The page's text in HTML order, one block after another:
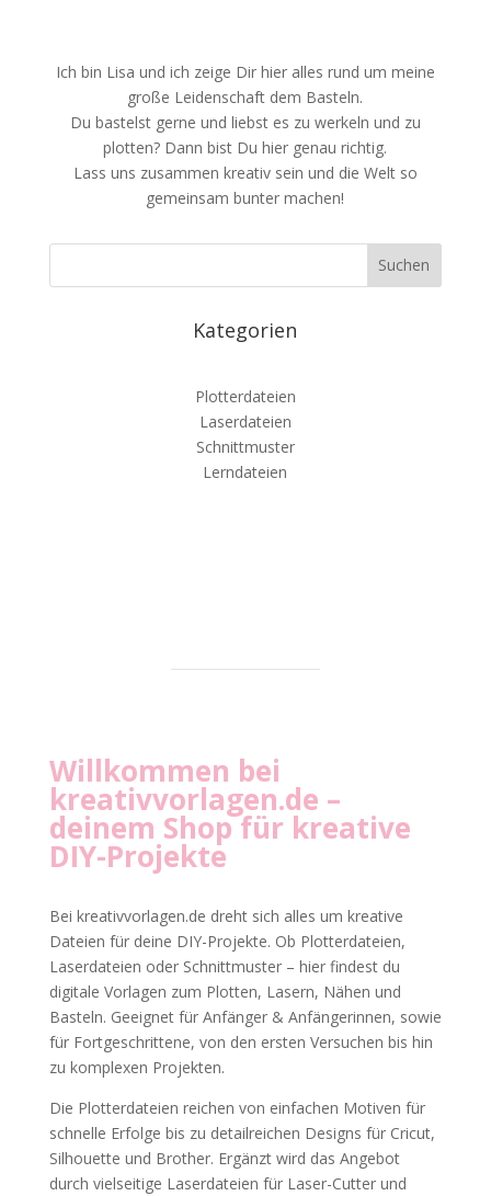
Ich bin Lisa und ich zeige Dir hier alles rund um meine
große Leidenschaft dem Basteln.
Du bastelst gerne und liebst es zu werkeln und zu
plotten? Dann bist Du hier genau richtig.
Lass uns zusammen kreativ sein und die Welt so
gemeinsam bunter machen!
Kategorien
Plotterdateien
Laserdateien
Schnittmuster
Lerndateien
Willkommen bei
kreativvorlagen.de –
deinem Shop für kreative
DIY-Projekte
Bei kreativvorlagen.de dreht sich alles um kreative
Dateien für deine DIY-Projekte. Ob Plotterdateien,
Laserdateien oder Schnittmuster – hier findest du
digitale Vorlagen zum Plotten, Lasern, Nähen und
Basteln. Geeignet für Anfänger & Anfängerinnen, sowie
für Fortgeschrittene, von den ersten Versuchen bis hin
zu komplexen Projekten.
Die Plotterdateien reichen von einfachen Motiven für
schnelle Erfolge bis zu detailreichen Designs für Cricut,
Silhouette und Brother. Ergänzt wird das Angebot
durch vielseitige Laserdateien für Laser-Cutter und